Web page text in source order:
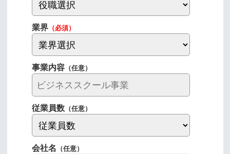
業界（必須）
事業内容（任意）
従業員数（任意）
会社名 （任意）